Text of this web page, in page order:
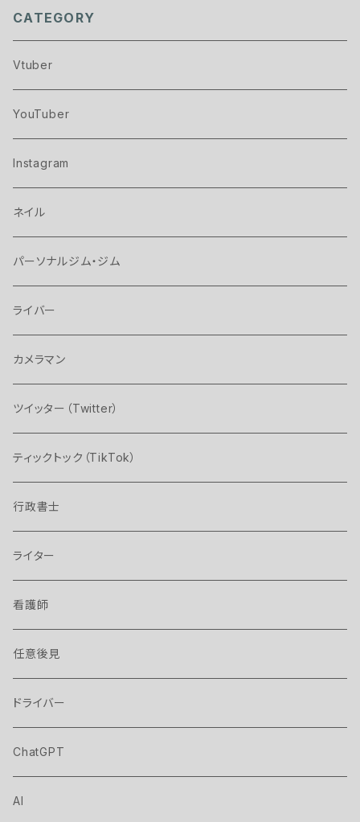
CATEGORY
Vtuber
YouTuber
Instagram
ネイル
パーソナルジム・ジム
ライバー
カメラマン
ツイッター（Twitter）
ティックトック（TikTok）
行政書士
ライター
看護師
任意後見
ドライバー
ChatGPT
AI